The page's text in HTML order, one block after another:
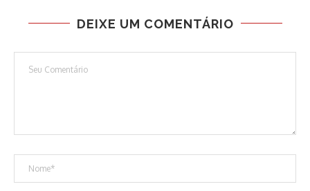
DEIXE UM COMENTÁRIO